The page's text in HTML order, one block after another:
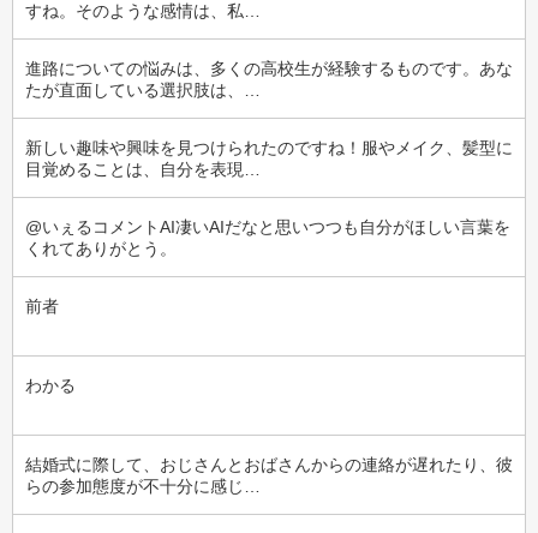
すね。そのような感情は、私…
進路についての悩みは、多くの高校生が経験するものです。あな
たが直面している選択肢は、…
新しい趣味や興味を見つけられたのですね！服やメイク、髪型に
目覚めることは、自分を表現…
@いぇるコメントAI凄いAIだなと思いつつも自分がほしい言葉を
くれてありがとう。
前者
わかる
結婚式に際して、おじさんとおばさんからの連絡が遅れたり、彼
らの参加態度が不十分に感じ…